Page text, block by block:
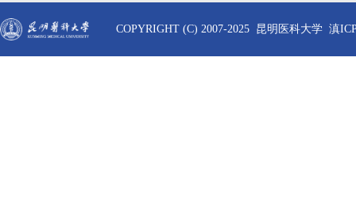
COPYRIGHT (C) 2007-2025 昆明医科大学 滇